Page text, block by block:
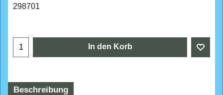
298701
In den Korb
Beschreibung